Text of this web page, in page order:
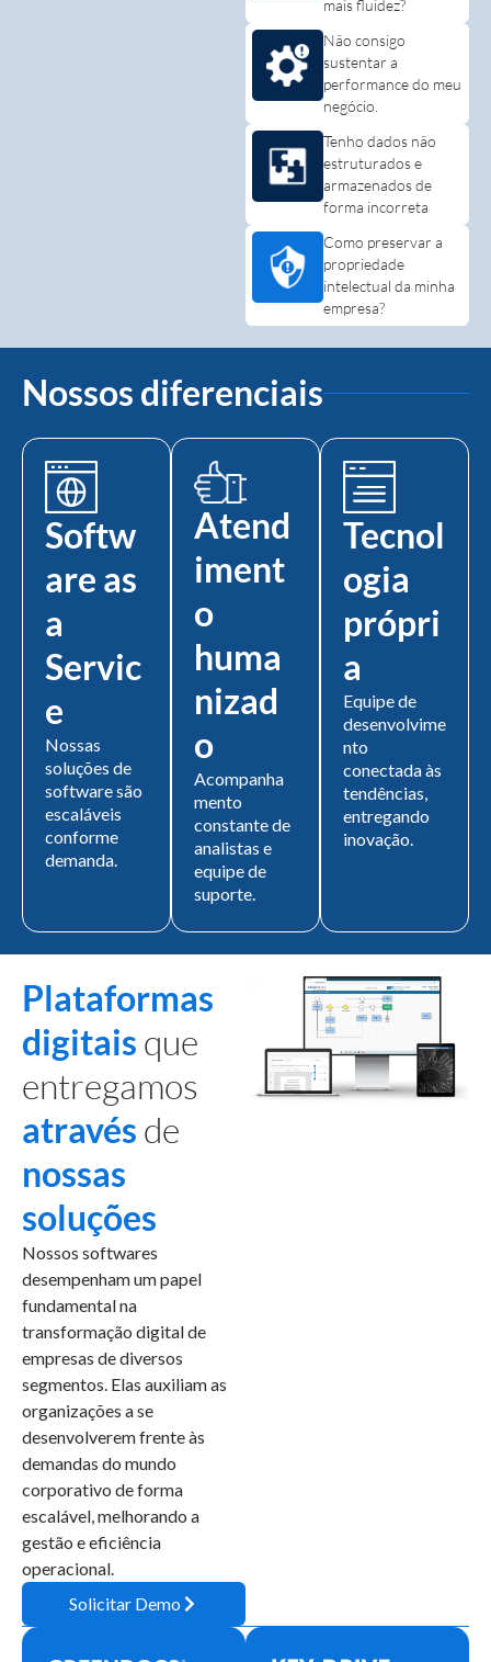
mais fluidez?
Não consigo
sustentar a
performance do meu
negócio.
Tenho dados não
estruturados e
armazenados de
forma incorreta
Como preservar a
propriedade
intelectual da minha
empresa?
Nossos diferenciais
Softw
are as
a
Servic
e
Nossas
soluções de
software são
escaláveis
conforme
demanda.
Atend
iment
o
huma
nizad
o
Acompanha
mento
constante de
analistas e
equipe de
suporte.
Tecnol
ogia
própri
a
Equipe de
desenvolvime
nto
conectada às
tendências,
entregando
inovação.
Plataformas
digitais que
entregamos
através de
nossas
soluções
Nossos softwares
desempenham um papel
fundamental na
transformação digital de
empresas de diversos
segmentos. Elas auxiliam as
organizações a se
desenvolverem frente às
demandas do mundo
corporativo de forma
escalável, melhorando a
gestão e eficiência
operacional.
Solicitar Demo